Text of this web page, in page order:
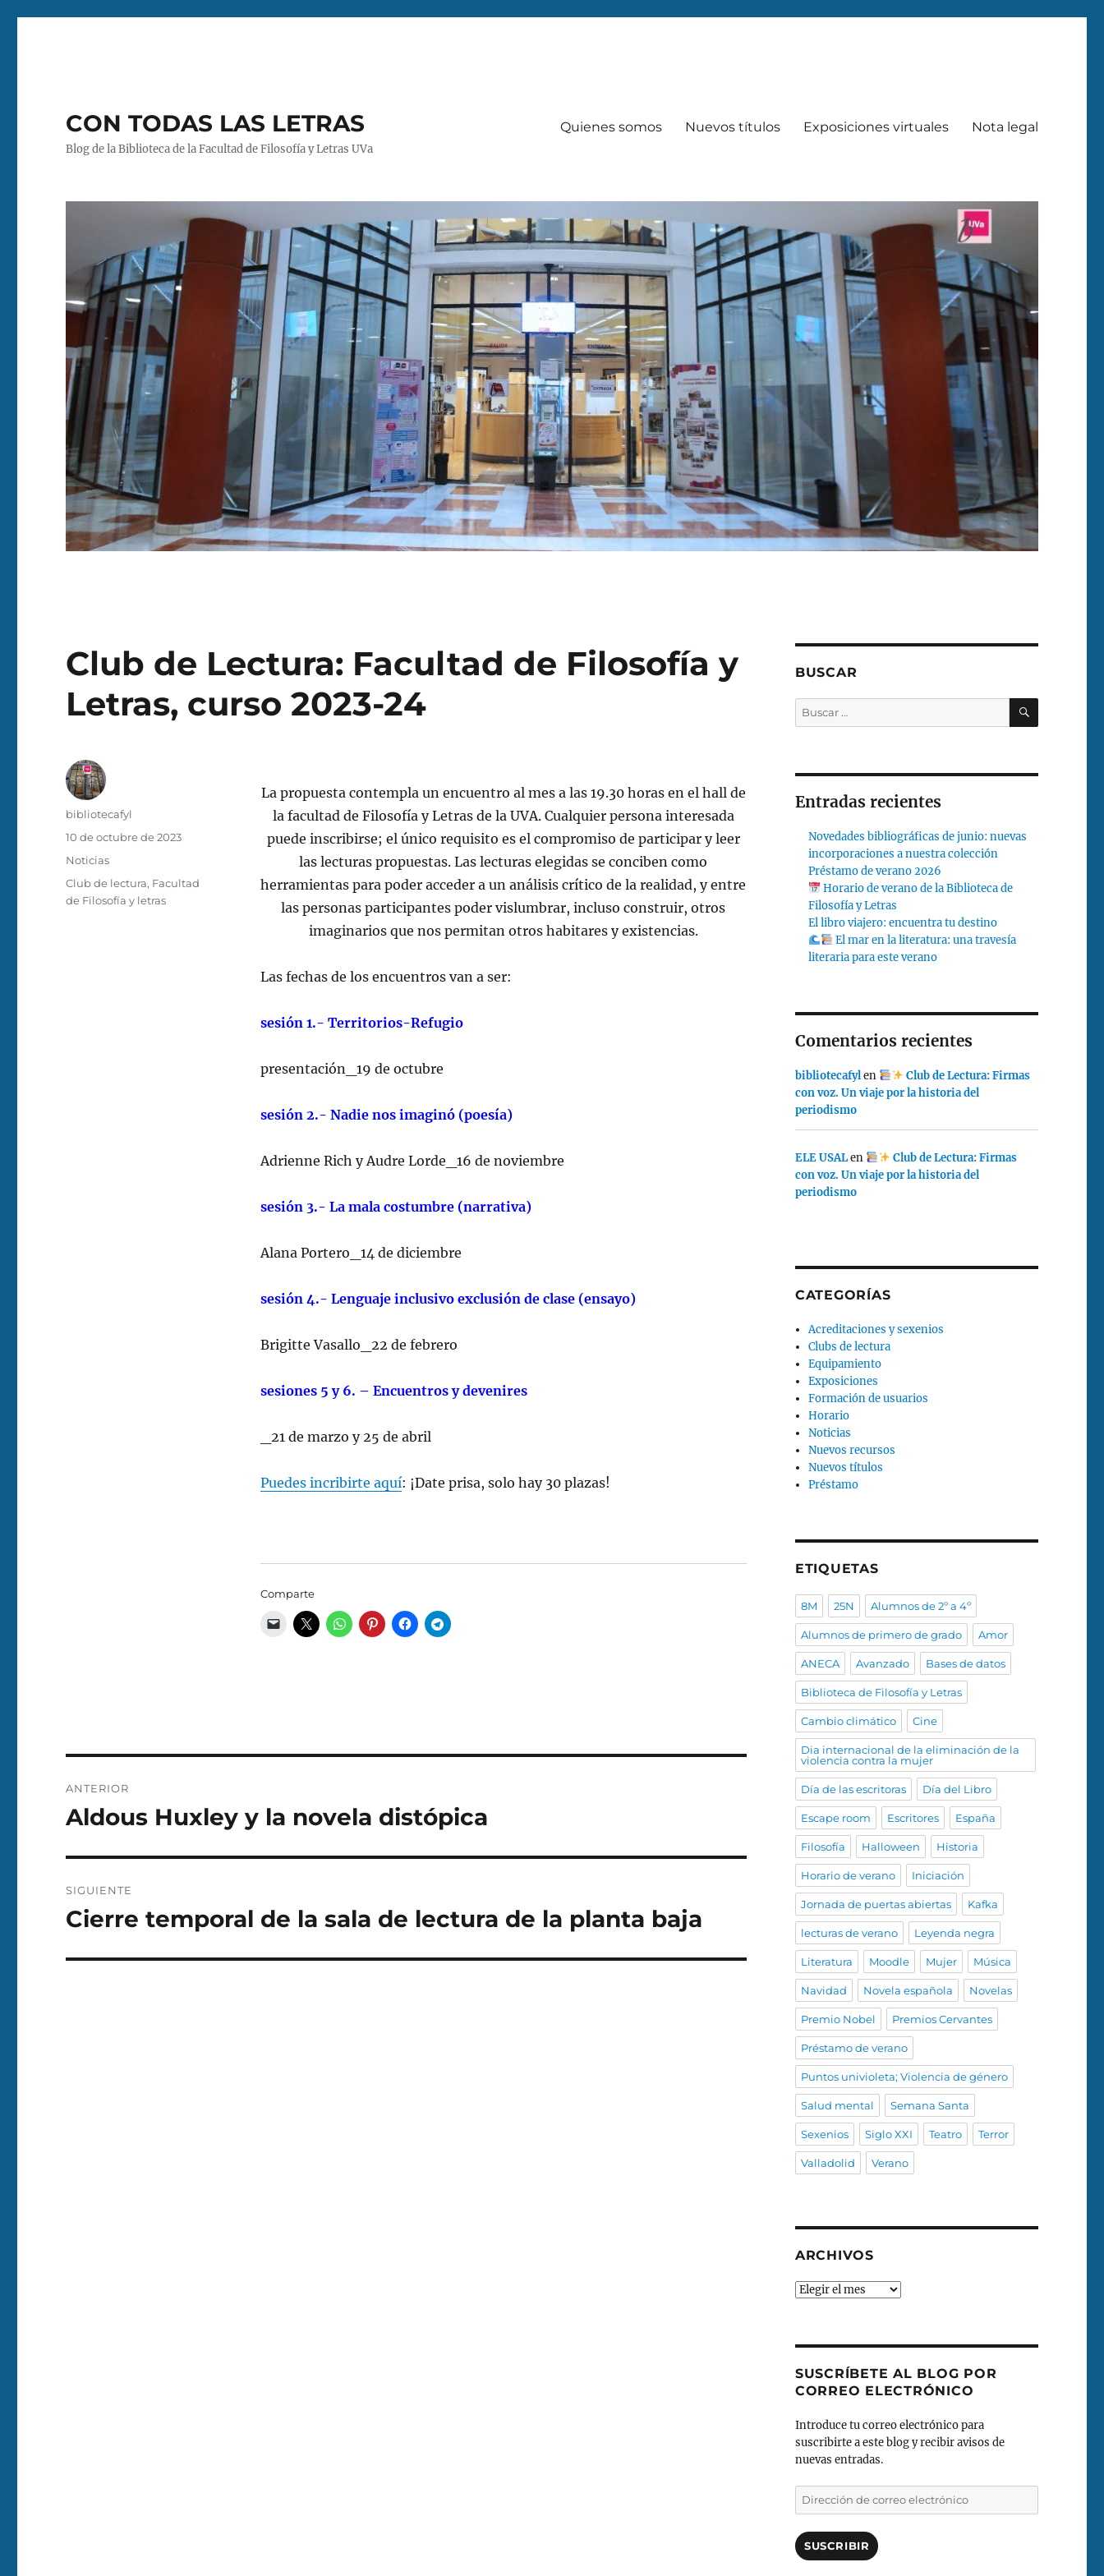
CON TODAS LAS LETRAS
Blog de la Biblioteca de la Facultad de Filosofía y Letras UVa
Quienes somos Nuevos títulos Exposiciones virtuales Nota legal
Club de Lectura: Facultad de Filosofía y
Letras, curso 2023-24
La propuesta contempla un encuentro al mes a las 19.30 horas en el hall de
la facultad de Filosofía y Letras de la UVA. Cualquier persona interesada
puede inscribirse; el único requisito es el compromiso de participar y leer
las lecturas propuestas. Las lecturas elegidas se conciben como
herramientas para poder acceder a un análisis crítico de la realidad, y entre
las personas participantes poder vislumbrar, incluso construir, otros
imaginarios que nos permitan otros habitares y existencias.
Las fechas de los encuentros van a ser:
sesión 1.- Territorios-Refugio
presentación_19 de octubre
sesión 2.- Nadie nos imaginó (poesía)
Adrienne Rich y Audre Lorde_16 de noviembre
sesión 3.- La mala costumbre (narrativa)
Alana Portero_14 de diciembre
sesión 4.- Lenguaje inclusivo exclusión de clase (ensayo)
Brigitte Vasallo_22 de febrero
sesiones 5 y 6. – Encuentros y devenires
_21 de marzo y 25 de abril
Puedes incribirte aquí: ¡Date prisa, solo hay 30 plazas!
Comparte
Autor
bibliotecafyl
Publicado
10 de octubre de 2023
Categorías
Noticias
Etiquetas
Club de lectura, Facultad
de Filosofía y letras
de
ANTERIOR
Entrada
Aldous Huxley y la novela distópica
SIGUIENTE
Entrada
Cierre temporal de la sala de lectura de la planta baja
BUSCAR
Buscar
por:
BUSCAR
Entradas recientes
Novedades bibliográficas de junio: nuevas
incorporaciones a nuestra colección
Préstamo de verano 2026
Horario de verano de la Biblioteca de
Filosofía y Letras
El libro viajero: encuentra tu destino
El mar en la literatura: una travesía
literaria para este verano
Comentarios recientes
bibliotecafylen
Club de Lectura: Firmas
con voz. Un viaje por la historia del
periodismo
ELE USALen
Club de Lectura: Firmas
con voz. Un viaje por la historia del
periodismo
CATEGORÍAS
Acreditaciones y sexenios
Clubs de lectura
Equipamiento
Exposiciones
Formación de usuarios
Horario
Noticias
Nuevos recursos
Nuevos títulos
Préstamo
ETIQUETAS
8M 25N Alumnos de 2º a 4º
Alumnos de primero de grado Amor
ANECA Avanzado Bases de datos
Biblioteca de Filosofía y Letras
Cambio climático Cine
Dia internacional de la eliminación de la
violencia contra la mujer
Día de las escritoras Día del Libro
Escape room Escritores España
Filosofía Halloween Historia
Horario de verano Iniciación
Jornada de puertas abiertas Kafka
lecturas de verano Leyenda negra
Literatura Moodle Mujer Música
Navidad Novela española Novelas
Premio Nobel Premios Cervantes
Préstamo de verano
Puntos univioleta; Violencia de género
Salud mental Semana Santa
Sexenios Siglo XXI Teatro Terror
Valladolid Verano
ARCHIVOS
Archivos
SUSCRÍBETE AL BLOG POR
CORREO ELECTRÓNICO
Introduce tu correo electrónico para
suscribirte a este blog y recibir avisos de
nuevas entradas.
Dirección
de
electrónico
SUSCRIBIR